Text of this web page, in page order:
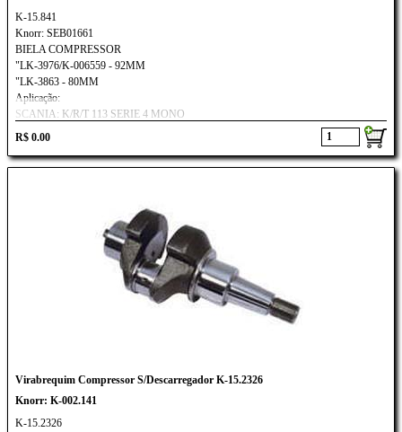
K-15.841
Knorr: SEB01661
BIELA COMPRESSOR
"LK-3976/K-006559 - 92MM
"LK-3863 - 80MM
Aplicação:
SCANIA: K/R/T 113 SERIE 4 MONO
Iveco
R$ 0.00
Virabrequim Compressor S/Descarregador K-15.2326
Knorr: K-002.141
K-15.2326